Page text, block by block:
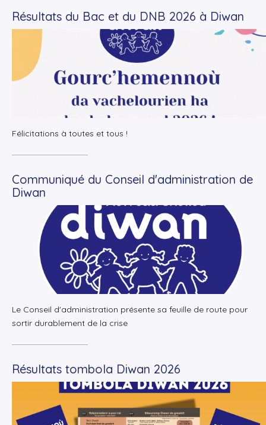
Résultats du Bac et du DNB 2026 à Diwan
+Lire la suite
Félicitations à toutes et tous !
Communiqué du Conseil d'administration de
Diwan
+ Lire la suite
Le Conseil d'administration présente sa feuille de route pour
sortir durablement de la crise
Résultats tombola Diwan 2026
+Lire la suite